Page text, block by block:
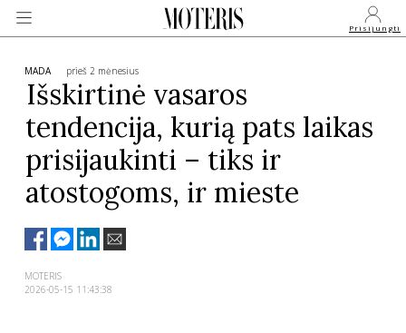
Prisijungti
VEIDAI
MONARCHIJA
MADA
GROŽIS
MADA prieš 2 mėnesius
Išskirtinė vasaros
tendencija, kurią pats laikas
prisijaukinti – tiks ir
atostogoms, ir mieste
MOTERIS
2026-05-15 11:43:38